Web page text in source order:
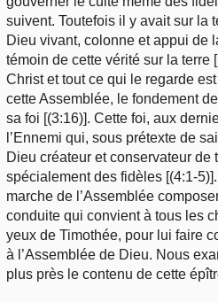
suivent. Toutefois il y avait sur la
Dieu vivant, colonne et appui de
témoin de cette vérité sur la terre
Christ et tout ce qui le regarde
cette Assemblée, le fondement
sa foi [(3:16)]. Cette foi, aux
l’Ennemi qui, sous prétexte de
Dieu créateur et conservateur de
spécialement des fidèles [(4:1-
marche de l’Assemblée
conduite qui convient à tous les
yeux de Timothée, pour lui faire
à l’Assemblée de Dieu. Nous
plus près le contenu de cette